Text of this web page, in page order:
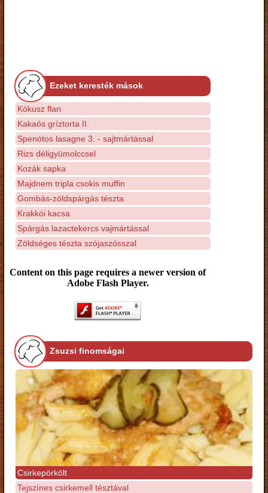
Ezeket keresték mások
Kókusz flan
Kakaós gríztorta II.
Spenótos lasagne 3. - sajtmártással
Rizs déligyümolccsel
Kozák sapka
Majdnem tripla csokis muffin
Gombás-zöldspárgás tészta
Krakkói kacsa
Spárgás lazactekercs vajmártással
Zöldséges tészta szójaszósszal
Content on this page requires a newer version of
Adobe Flash Player.
Zsuzsi finomságai
Csirkepörkölt
Tejszínes csirkemell tésztával